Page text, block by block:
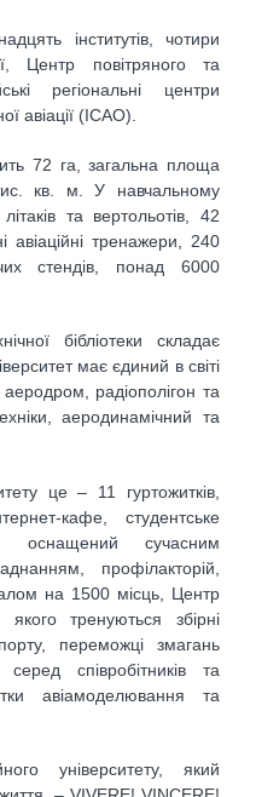
інститутів, чотири
Центр повітряного та
регіональні центри
авіації (IСАО).
72 га, загальна площа
кв. м. У навчальному
та вертольотів, 42
авіаційнi тренажери, 240
стендів, понад 6000
бібліотеки складає
має єдиний в світі
радіополігон та
аеродинамічний та
це – 11 гуртожитків,
кафе, студентське
оснащений сучасним
профілакторій,
на 1500 місць, Центр
тренуються збірні
переможці змагань
співробітників та
авiамоделювання та
університету, який